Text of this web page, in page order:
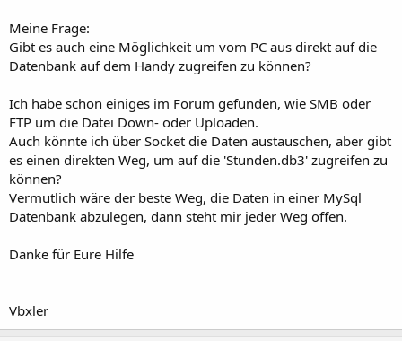
r
Meine Frage:
Gibt es auch eine Möglichkeit um vom PC aus direkt auf die
Datenbank auf dem Handy zugreifen zu können?
Ich habe schon einiges im Forum gefunden, wie SMB oder
FTP um die Datei Down- oder Uploaden.
Auch könnte ich über Socket die Daten austauschen, aber gibt
es einen direkten Weg, um auf die 'Stunden.db3' zugreifen zu
können?
Vermutlich wäre der beste Weg, die Daten in einer MySql
Datenbank abzulegen, dann steht mir jeder Weg offen.
Danke für Eure Hilfe
Vbxler